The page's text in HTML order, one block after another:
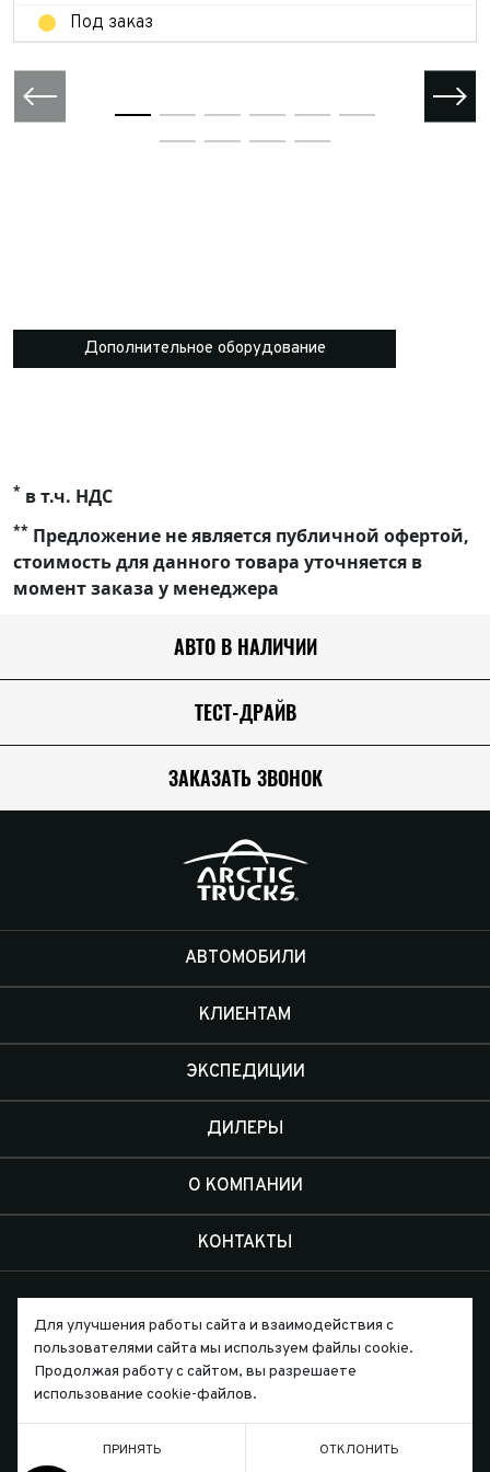
Под заказ
Дополнительное оборудование
* в т.ч. НДС
** Предложение не является публичной офертой,
стоимость для данного товара уточняется в
момент заказа у менеджера
АВТО В НАЛИЧИИ
ТЕСТ-ДРАЙВ
ЗАКАЗАТЬ ЗВОНОК
АВТОМОБИЛИ
КЛИЕНТАМ
ЭКСПЕДИЦИИ
ДИЛЕРЫ
О КОМПАНИИ
КОНТАКТЫ
Письмо директору
ТЕЛЕФОН
Для улучшения работы сайта и взаимодействия с
пользователями сайта мы используем файлы cookie.
Продолжая работу с сайтом, вы разрешаете
использование cookie-файлов.
ПРИНЯТЬ ОТКЛОНИТЬ